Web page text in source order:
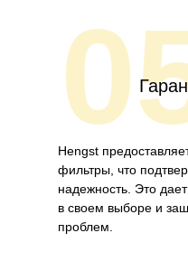
Hengst
фильтры, что
надежность. Это
в своем выборе и
проблем.